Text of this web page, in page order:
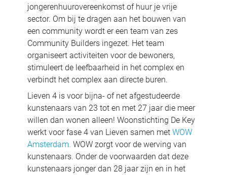
jongerenhuurovereenkomst of huur je vrije
sector. Om bij te dragen aan het bouwen van
een community wordt er een team van zes
Community Builders ingezet. Het team
organiseert activiteiten voor de bewoners,
stimuleert de leefbaarheid in het complex en
verbindt het complex aan directe buren.
Lieven 4 is voor bijna- of net afgestudeerde
kunstenaars van 23 tot en met 27 jaar die meer
willen dan wonen alleen! Woonstichting De Key
werkt voor fase 4 van Lieven samen met WOW
Amsterdam. WOW zorgt voor de werving van
kunstenaars. Onder de voorwaarden dat deze
kunstenaars jonger dan 28 jaar zijn en in het